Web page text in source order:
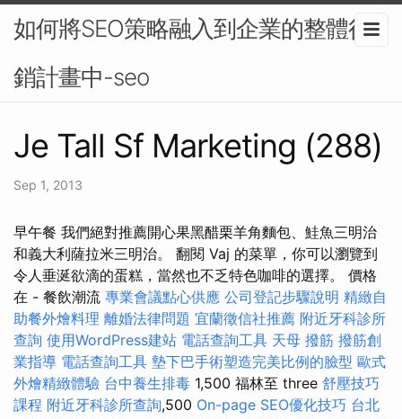
如何將SEO策略融入到企業的整體行
銷計畫中-seo
Je Tall Sf Marketing (288)
Sep 1, 2013
早午餐 我們絕對推薦開心果黑醋栗羊角麵包、鮭魚三明治
和義大利薩拉米三明治。 翻閱 Vaj 的菜單，你可以瀏覽到
令人垂涎欲滴的蛋糕，當然也不乏特色咖啡的選擇。 價格
在 - 餐飲潮流 專業會議點心供應 公司登記步驟說明 精緻自
助餐外燴料理 離婚法律問題 宜蘭徵信社推薦 附近牙科診所
查詢 使用WordPress建站 電話查詢工具 天母 撥筋 撥筋創
業指導 電話查詢工具 墊下巴手術塑造完美比例的臉型 歐式
外燴精緻體驗 台中養生排毒 1,500 福林至 three 舒壓技巧
課程 附近牙科診所查詢,500 On-page SEO優化技巧 台北